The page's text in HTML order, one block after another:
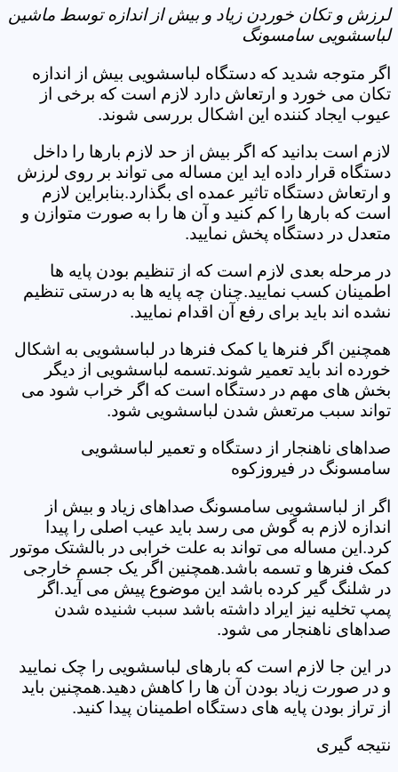
لرزش و تکان خوردن زیاد و بیش از اندازه توسط ماشین
لباسشویی سامسونگ
اگر متوجه شدید که دستگاه لباسشویی بیش از اندازه
تکان می خورد و ارتعاش دارد لازم است که برخی از
عیوب ایجاد کننده این اشکال بررسی شوند.
لازم است بدانید که اگر بیش از حد لازم بارها را داخل
دستگاه قرار داده اید این مساله می تواند بر روی لرزش
و ارتعاش دستگاه تاثیر عمده ای بگذارد.بنابراین لازم
است که بارها را کم کنید و آن ها را به صورت متوازن و
متعدل در دستگاه پخش نمایید.
در مرحله بعدی لازم است که از تنظیم بودن پایه ها
اطمینان کسب نمایید.چنان چه پایه ها به درستی تنظیم
نشده اند باید برای رفع آن اقدام نمایید.
همچنین اگر فنرها یا کمک فنرها در لباسشویی به اشکال
خورده اند باید تعمیر شوند.تسمه لباسشویی از دیگر
بخش های مهم در دستگاه است که اگر خراب شود می
تواند سبب مرتعش شدن لباسشویی شود.
صداهای ناهنجار از دستگاه و تعمیر لباسشویی
سامسونگ در فیروزکوه
اگر از لباسشویی سامسونگ صداهای زیاد و بیش از
اندازه لازم به گوش می رسد باید عیب اصلی را پیدا
کرد.این مساله می تواند به علت خرابی در بالشتک موتور
کمک فنرها و تسمه باشد.همچنین اگر یک جسم خارجی
در شلنگ گیر کرده باشد این موضوع پیش می آید.اگر
پمپ تخلیه نیز ایراد داشته باشد سبب شنیده شدن
صداهای ناهنجار می شود.
در این جا لازم است که بارهای لباسشویی را چک نمایید
و در صورت زیاد بودن آن ها را کاهش دهید.همچنین باید
از تراز بودن پایه های دستگاه اطمینان پیدا کنید.
نتیجه گیری